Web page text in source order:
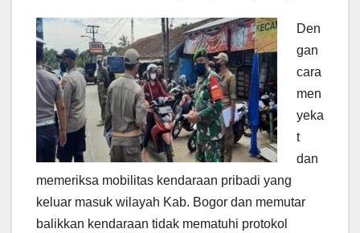
Den
gan
cara
men
yeka
t
dan
memeriksa mobilitas kendaraan pribadi yang
keluar masuk wilayah Kab. Bogor dan memutar
balikkan kendaraan tidak mematuhi protokol